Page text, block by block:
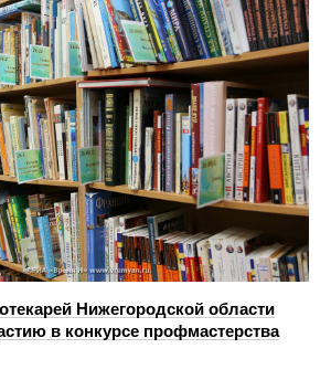
Нижегородской области
в конкурсе профмастерства